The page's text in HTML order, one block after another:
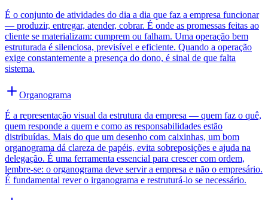
É o conjunto de atividades do dia a dia que faz a empresa funcionar
— produzir, entregar, atender, cobrar. É onde as promessas feitas ao
cliente se materializam: cumprem ou falham. Uma operação bem
estruturada é silenciosa, previsível e eficiente. Quando a operação
exige constantemente a presença do dono, é sinal de que falta
sistema.
Organograma
É a representação visual da estrutura da empresa — quem faz o quê,
quem responde a quem e como as responsabilidades estão
distribuídas. Mais do que um desenho com caixinhas, um bom
organograma dá clareza de papéis, evita sobreposições e ajuda na
delegação. É uma ferramenta essencial para crescer com ordem,
lembre-se: o organograma deve servir a empresa e não o empresário.
É fundamental rever o irganograma e restruturá-lo se necessário.